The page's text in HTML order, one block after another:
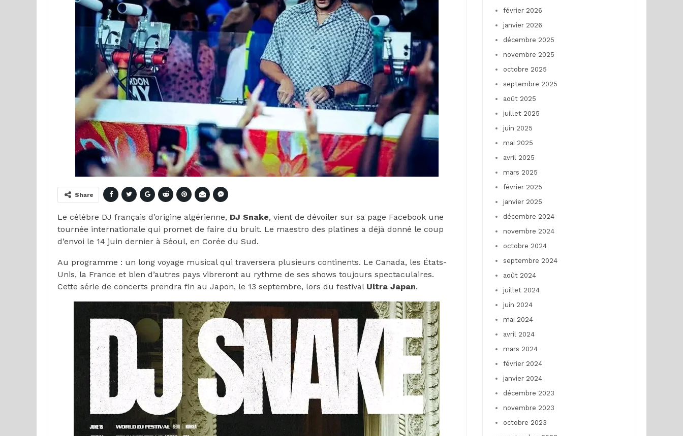
Share
Le célèbre DJ français d’origine algérienne, DJ Snake, vient de dévoiler sur sa page Facebook une
tournée internationale qui promet de faire du bruit. Le maestro des platines a déjà donné le coup
d’envoi le 14 juin dernier à Séoul, en Corée du Sud.
Au programme : un long voyage musical qui traversera plusieurs continents. Le Canada, les États-
Unis, la France et bien d’autres pays vibreront au rythme de ses shows toujours spectaculaires.
Cette série de concerts prendra fin au Japon, le 13 septembre, lors du festival Ultra Japan.
février 2026
janvier 2026
décembre 2025
novembre 2025
octobre 2025
septembre 2025
août 2025
juillet 2025
juin 2025
mai 2025
avril 2025
mars 2025
février 2025
janvier 2025
décembre 2024
novembre 2024
octobre 2024
septembre 2024
août 2024
juillet 2024
juin 2024
mai 2024
avril 2024
mars 2024
février 2024
janvier 2024
décembre 2023
novembre 2023
octobre 2023